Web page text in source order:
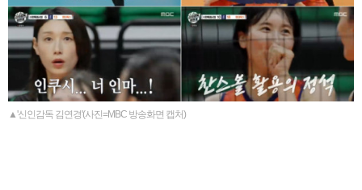
▲'신인감독 김연경'(사진=MBC 방송화면 캡처)